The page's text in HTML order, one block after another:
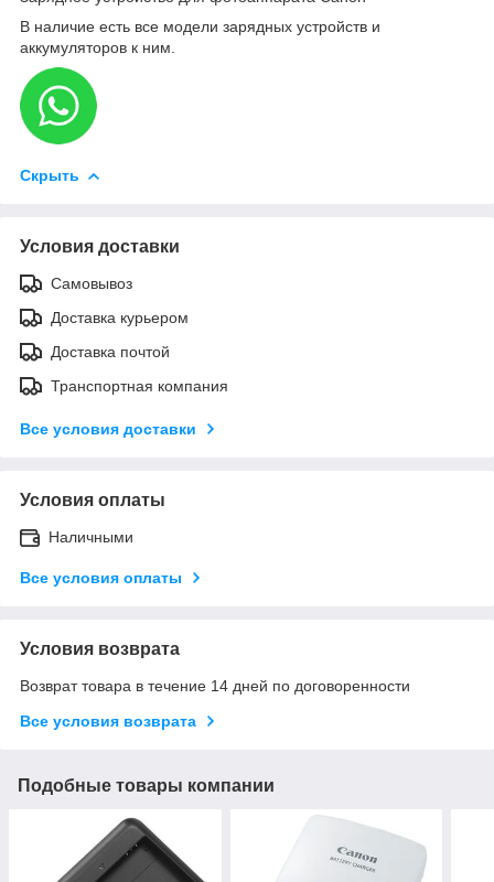
В наличие есть все модели зарядных устройств и
аккумуляторов к ним.
Скрыть
Условия доставки
Самовывоз
Доставка курьером
Доставка почтой
Транспортная компания
Все условия доставки
Условия оплаты
Наличными
Все условия оплаты
Условия возврата
Возврат товара в течение 14 дней по договоренности
Все условия возврата
Подобные товары компании